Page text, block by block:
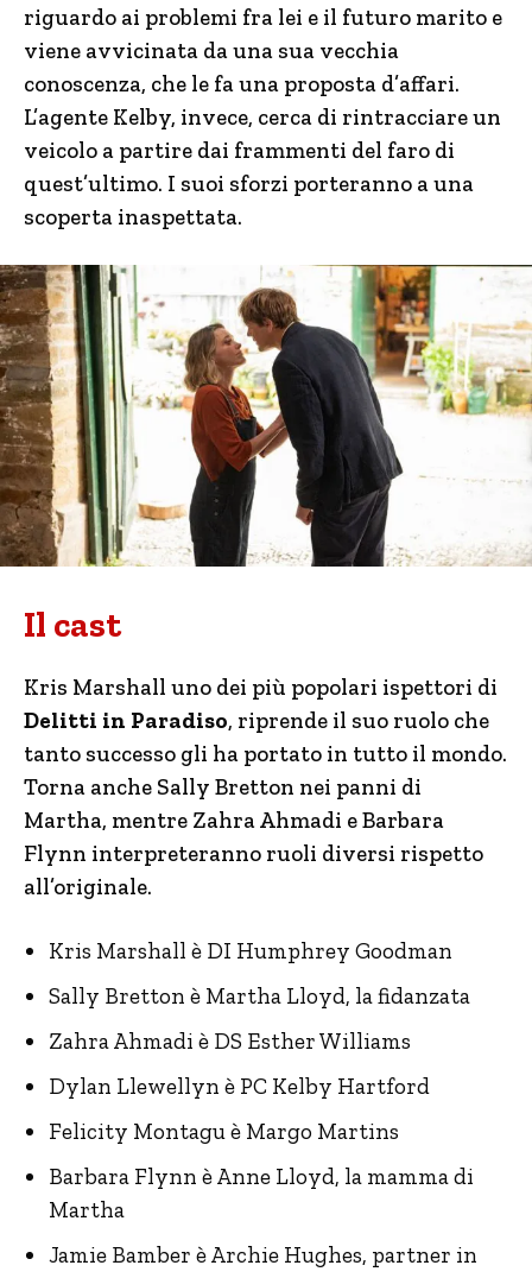
riguardo ai problemi fra lei e il futuro marito e
viene avvicinata da una sua vecchia
conoscenza, che le fa una proposta d’affari.
L’agente Kelby, invece, cerca di rintracciare un
veicolo a partire dai frammenti del faro di
quest’ultimo. I suoi sforzi porteranno a una
scoperta inaspettata.
Il cast
Kris Marshall uno dei più popolari ispettori di
Delitti in Paradiso, riprende il suo ruolo che
tanto successo gli ha portato in tutto il mondo.
Torna anche Sally Bretton nei panni di
Martha, mentre Zahra Ahmadi e Barbara
Flynn interpreteranno ruoli diversi rispetto
all’originale.
Kris Marshall è DI Humphrey Goodman
Sally Bretton è Martha Lloyd, la fidanzata
Zahra Ahmadi è DS Esther Williams
Dylan Llewellyn è PC Kelby Hartford
Felicity Montagu è Margo Martins
Barbara Flynn è Anne Lloyd, la mamma di
Martha
Jamie Bamber è Archie Hughes, partner in